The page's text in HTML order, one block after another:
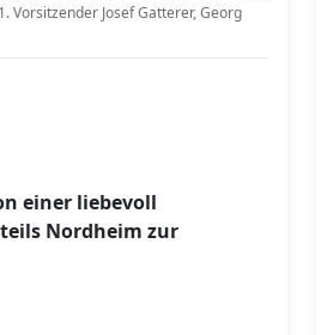
Vorsitzender Josef Gatterer, Georg
einer liebevoll
Nordheim zur